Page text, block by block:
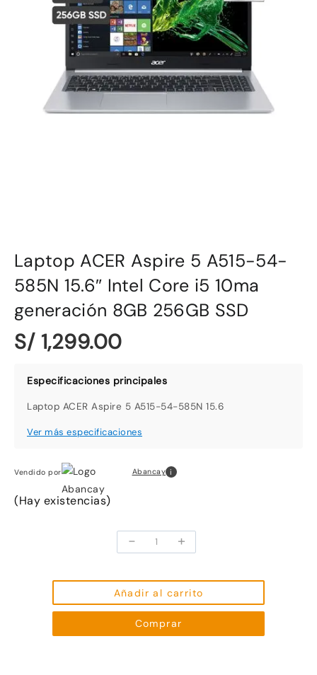
Laptop ACER Aspire 5 A515-54-
585N 15.6″ Intel Core i5 10ma
generación 8GB 256GB SSD
S/ 1,299.00
Laptop ACER Aspire 5 A515-54-585N 15.6
Vendido por Abancay i
(Hay existencias)
-
Laptop
ACER
5 A515-
54-
585N
+
Añadir al carrito
Comprar